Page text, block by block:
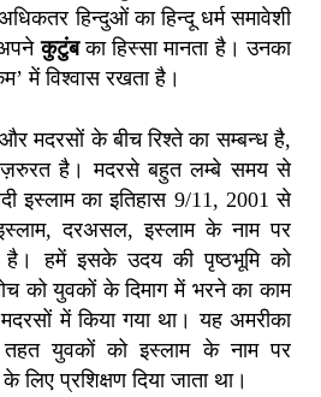
हिन्दुओं का हिन्दू धर्म समावेशी
अपनेकुटुंबका हिस्सा मानता है। उनका
में विश्वास रखता है।
मदरसों के बीच रिश्ते का सम्बन्ध है,
है। मदरसे बहुत लम्बे समय से
इस्लाम का इतिहास 9/11, 2001 से
दरअसल, इस्लाम के नाम पर
है। हमें इसके उदय की पृष्ठभूमि को
को युवकों के दिमाग में भरने का काम
में किया गया था। यह अमरीका
युवकों को इस्लाम के नाम पर
प्रशिक्षण दिया जाता था।